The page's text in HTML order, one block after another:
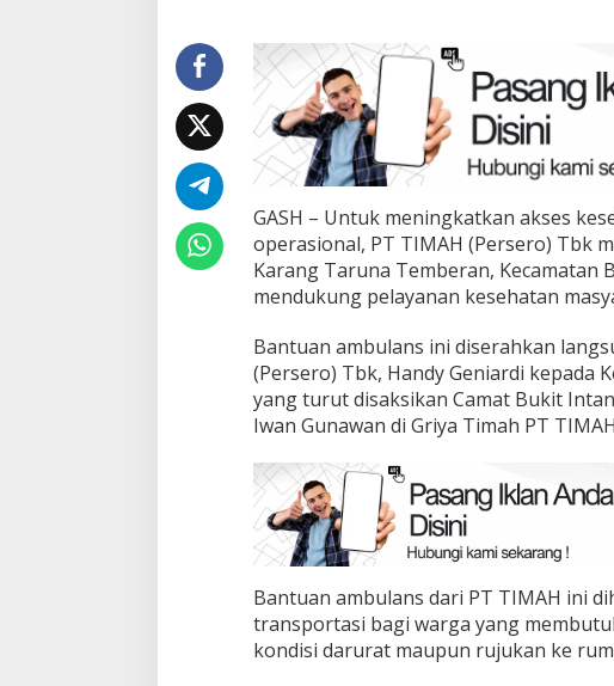
GASH – Untuk meningkatkan akses
operasional, PT TIMAH (Persero) Tbk
Karang Taruna Temberan,
mendukung pelayanan kesehatan
Bantuan ambulans ini diserahkan
(Persero) Tbk, Handy Geniardi kepada
yang turut disaksikan Camat Bukit
Iwan Gunawan di Griya Timah PT
Bantuan ambulans dari PT TIMAH ini
transportasi bagi warga yang
kondisi darurat maupun rujukan ke